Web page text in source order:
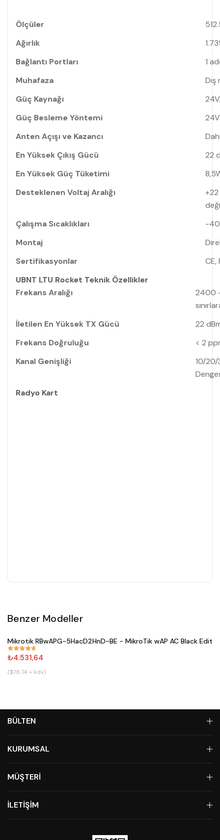
UBNT LTU Rocket Teknik Özellikler
Ölçüler
Ağırlık
Bağlantı Portları
1
Muhafaza
Güç Kaynağı
Güç Besleme Yöntemi
Anten Açışı ve Kazancı
En Yüksek Çıkış Gücü
22
En Yüksek Güç Tüketimi
Desteklenen Voltaj Aralığı
Çalışma Sıcaklıkları
-40
Montaj
Sertifikasyonlar
CE,
Radyo Kart
Frekans Aralığı
2400
İletilen En Yüksek TX Gücü
22
Frekans Doğruluğu
< 2
Kanal Genişliği
10/20/
Benzer Modeller
#671
Mikrotik RBwAPG-5HacD2HnD-BE - MikroTik wAP AC Black
₺4.531,64
($78.74 + kdv)
BÜLTEN
KURUMSAL
MÜŞTERİ
İLETİŞİM